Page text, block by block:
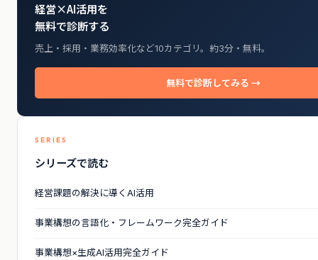
経営×AI活用を
無料で診断する
売上・採用・業務効率化など10カテゴリ。約3分・無料。
無料で診断してみる →
SERIES
シリーズで読む
経営課題の解決に導くAI活用
事業構想の言語化・フレームワーク完全ガイド
事業構想×生成AI活用完全ガイド